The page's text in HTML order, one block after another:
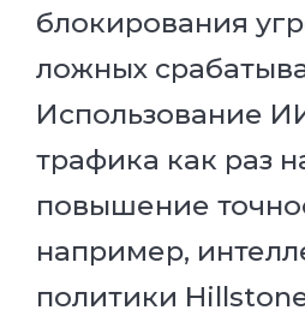
блокирования
ложных
Использование
трафика как раз
повышение
например,
политики